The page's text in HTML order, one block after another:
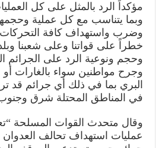
مؤكداً الرد بالمثل على كل
وبما يتناسب مع كل عملية وحجمها
وضرب واستهداف كافة التحركات
خطراً على قواتنا وعلى شعبنا
وحجم ونوعية الرد على الجرائم
وجرح مواطنين سواء بالغارات
البري بما في ذلك أي جرائم قد
في المناطق المحتلة شرق وجنوب
وقال متحدث القوات المسلحة
عمليات استهداف تحالف العدوان